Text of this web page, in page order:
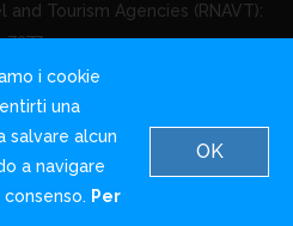
Tourism Agencies (RNAVT):
7277
Blog
Contattaci
Italian
i cookie
una
salvare alcun
a navigare
Per
OK